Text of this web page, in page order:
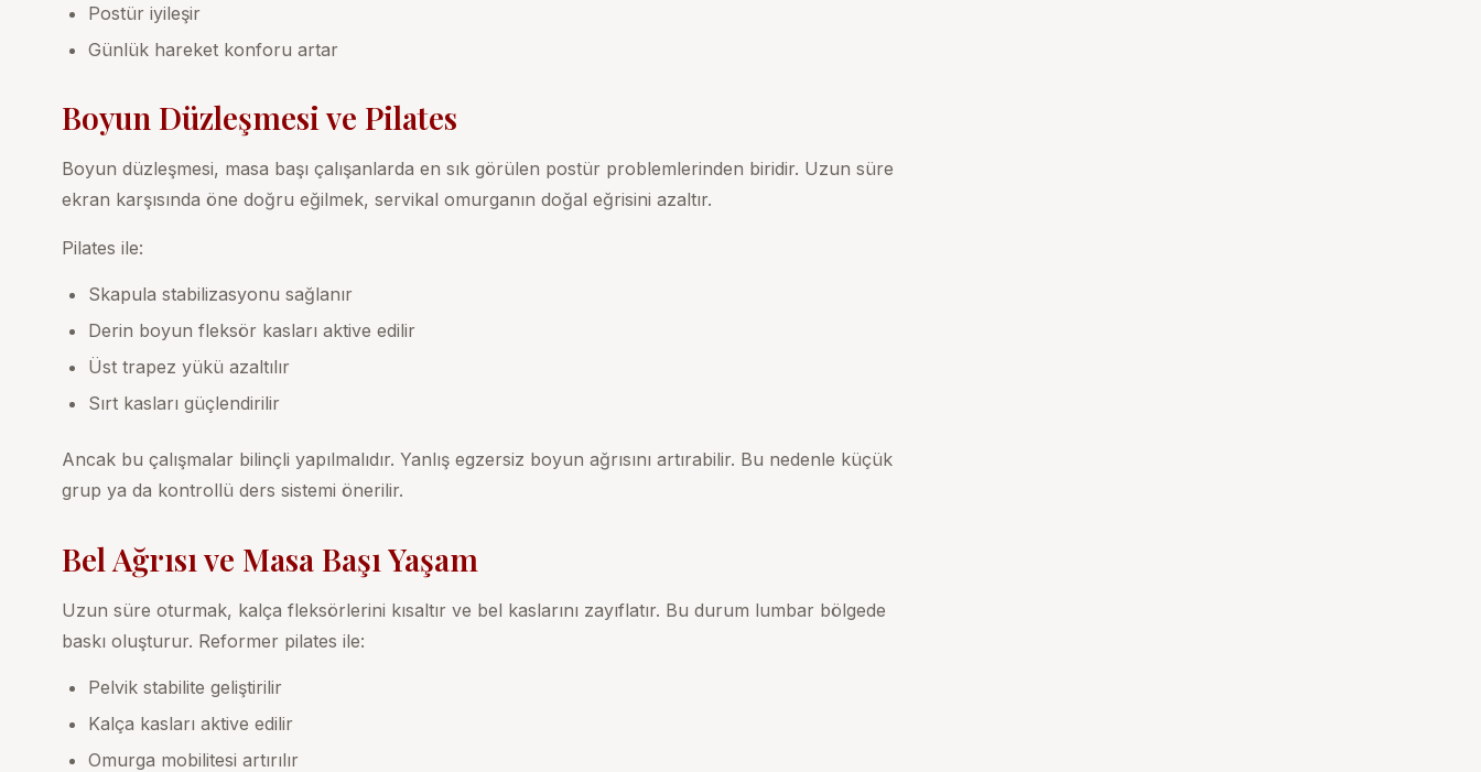
Postür iyileşir
Günlük hareket konforu artar
Boyun Düzleşmesi ve Pilates
Boyun düzleşmesi, masa başı çalışanlarda en sık görülen postür problemlerinden biridir. Uzun süre
ekran karşısında öne doğru eğilmek, servikal omurganın doğal eğrisini azaltır.
Pilates ile:
Skapula stabilizasyonu sağlanır
Derin boyun fleksör kasları aktive edilir
Üst trapez yükü azaltılır
Sırt kasları güçlendirilir
Ancak bu çalışmalar bilinçli yapılmalıdır. Yanlış egzersiz boyun ağrısını artırabilir. Bu nedenle küçük
grup ya da kontrollü ders sistemi önerilir.
Bel Ağrısı ve Masa Başı Yaşam
Uzun süre oturmak, kalça fleksörlerini kısaltır ve bel kaslarını zayıflatır. Bu durum lumbar bölgede
baskı oluşturur. Reformer pilates ile:
Pelvik stabilite geliştirilir
Kalça kasları aktive edilir
Omurga mobilitesi artırılır